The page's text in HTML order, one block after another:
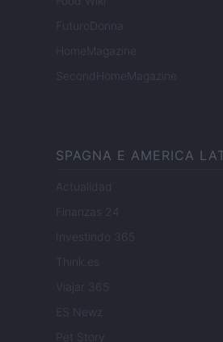
FuturoDonna
HomeMagazine
SecondHomeMagazine
SPAGNA E AMERICA
Actualidad
Finanzas 24
Investindo 365
Think.es
Viajar 365
ES Newz